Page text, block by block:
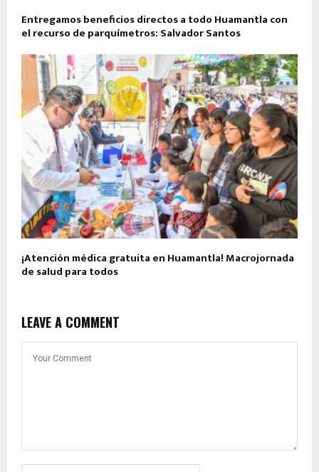
Entregamos beneficios directos a todo Huamantla con
el recurso de parquímetros: Salvador Santos
¡Atención médica gratuita en Huamantla! Macrojornada
de salud para todos
LEAVE A COMMENT